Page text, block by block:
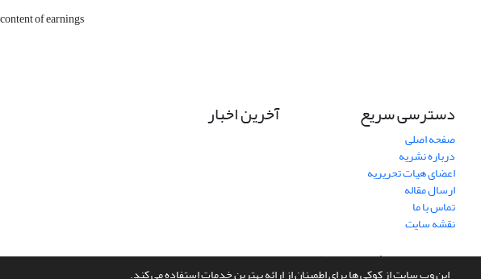
of earnings
دسترسی سریع
صفحه اصلی
درباره نشریه
اعضای هیات تحریریه
ارسال مقاله
تماس با ما
نقشه سایت
آخرین اخبار
سامانه مدیریت نشریات علمی.طراحی و پیاده سازی ازسیناوب